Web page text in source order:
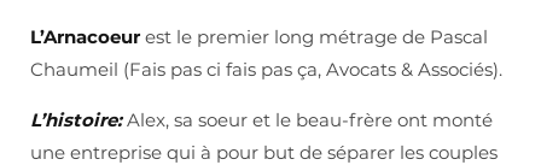
L’Arnacoeur est le premier long métrage de Pascal
Chaumeil (Fais pas ci fais pas ça, Avocats & Associés).
L’histoire:Alex, sa soeur et le beau-frère ont monté
une entreprise qui à pour but de séparer les couples